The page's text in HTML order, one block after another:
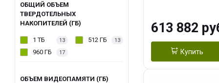
ОБЩИЙ ОБЪЕМ
ТВЕРДОТЕЛЬНЫХ
НАКОПИТЕЛЕЙ (ГБ)
1 ТБ 13 512 ГБ 13
960 ГБ 17
ОБЪЕМ ВИДЕОПАМЯТИ (ГБ)
Turbo/ 960 ГБ
613 882
Купить